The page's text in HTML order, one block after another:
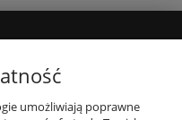
umożliwiają poprawne